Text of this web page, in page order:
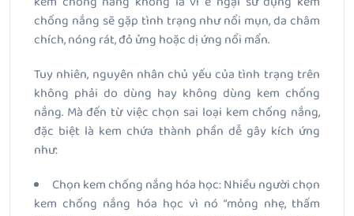
chống nắng sẽ gặp tình trạng như nổi mụn, da châm
chích, nóng rát, đỏ ửng hoặc dị ứng nổi mẩn.
Tuy nhiên, nguyên nhân chủ yếu của tình trạng trên
không phải do dùng hay không dùng kem chống
nắng. Mà đến từ việc chọn sai loại kem chống nắng,
đặc biệt là kem chứa thành phần dễ gây kích ứng
như:
Chọn kem chống nắng hóa học:Nhiều người chọn
kem chống nắng hóa học vì nó “mỏng nhẹ, thấm